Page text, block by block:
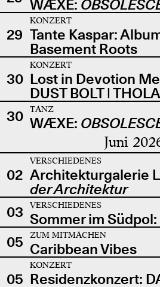
WÆXE:
29
KONZERT
Tante Kaspar:
Basement Roots
30
KONZERT
Lost in Devotion
DUST BOLT |
30
TANZ
WÆXE:
Juni
02
VERSCHIEDENES
Architekturgalerie
der Architektur
03
VERSCHIEDENES
Sommer im
05
ZUM MITMACHEN
Caribbean Vibes
05
KONZERT
Residenzkonzert: